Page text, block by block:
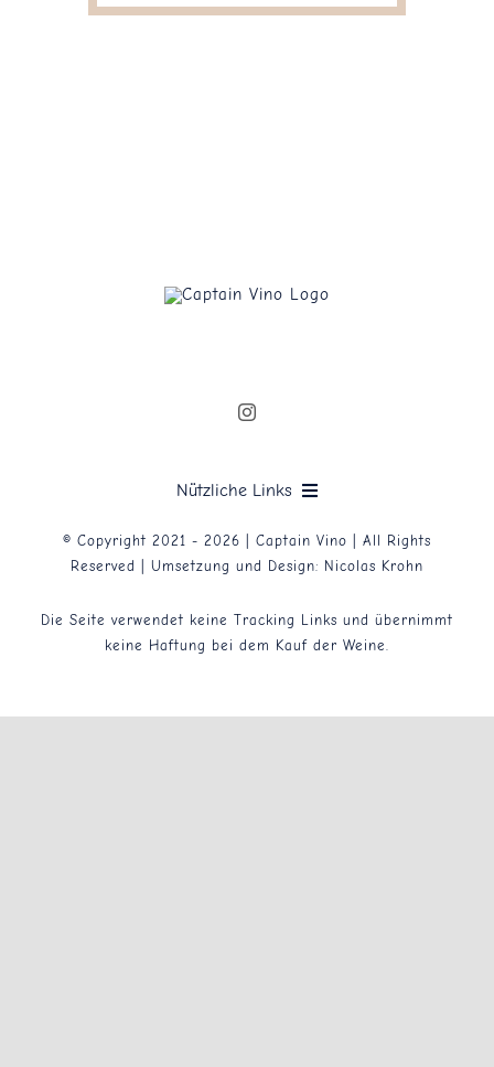
Nützliche Links
Datenschutzerklärung
Impressum
© Copyright 2021 - 2026 | Captain Vino | All Rights
Reserved | Umsetzung und Design: Nicolas Krohn
Die Seite verwendet keine Tracking Links und übernimmt
keine Haftung bei dem Kauf der Weine.